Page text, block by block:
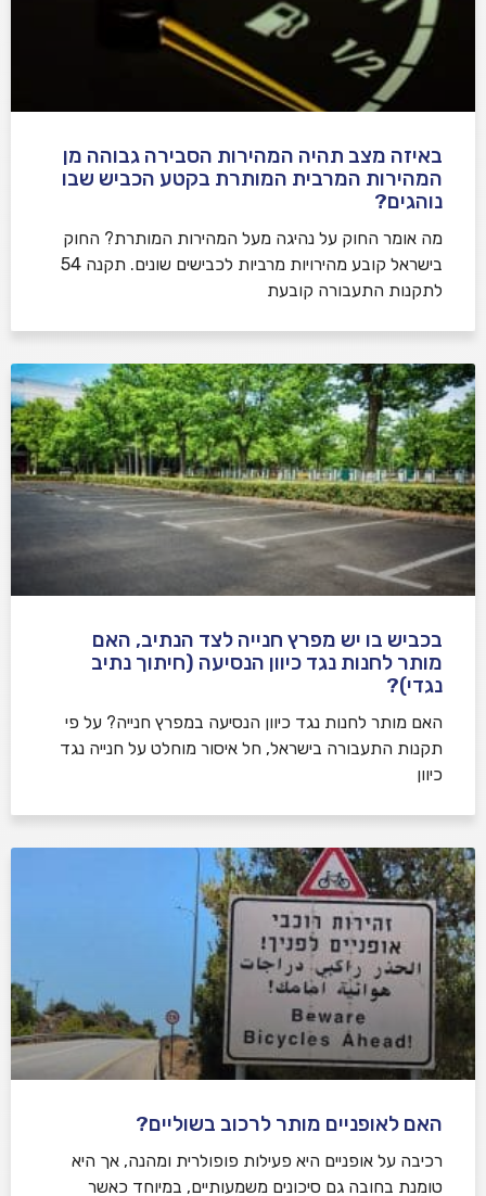
באיזה מצב תהיה המהירות הסבירה גבוהה מן
המהירות המרבית המותרת בקטע הכביש שבו
נוהגים?
​מה אומר החוק על נהיגה מעל המהירות המותרת? החוק
בישראל קובע מהירויות מרביות לכבישים שונים. תקנה 54
לתקנות התעבורה קובעת
בכביש בו יש מפרץ חנייה לצד הנתיב, האם
מותר לחנות נגד כיוון הנסיעה (חיתוך נתיב
נגדי)?
האם מותר לחנות נגד כיוון הנסיעה במפרץ חנייה? על פי
תקנות התעבורה בישראל, חל איסור מוחלט על חנייה נגד
כיוון
האם לאופניים מותר לרכוב בשוליים?
רכיבה על אופניים היא פעילות פופולרית ומהנה, אך היא
טומנת בחובה גם סיכונים משמעותיים, במיוחד כאשר